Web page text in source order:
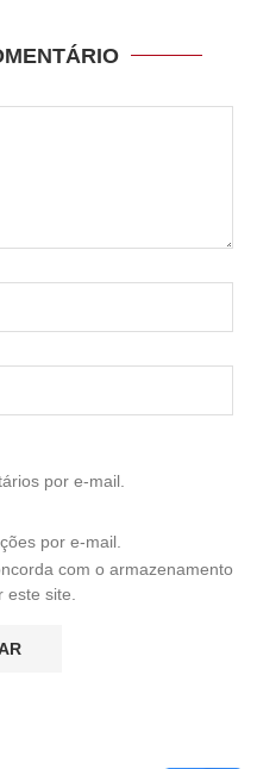
por e-mail.
por e-mail.
com o armazenamento
este site.